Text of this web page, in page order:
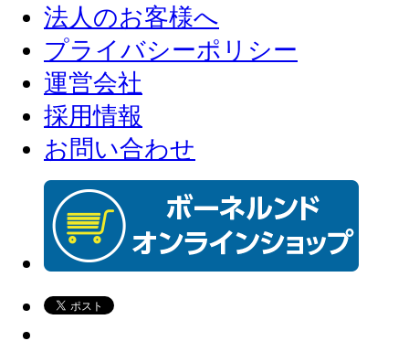
法人のお客様へ
プライバシーポリシー
運営会社
採用情報
お問い合わせ